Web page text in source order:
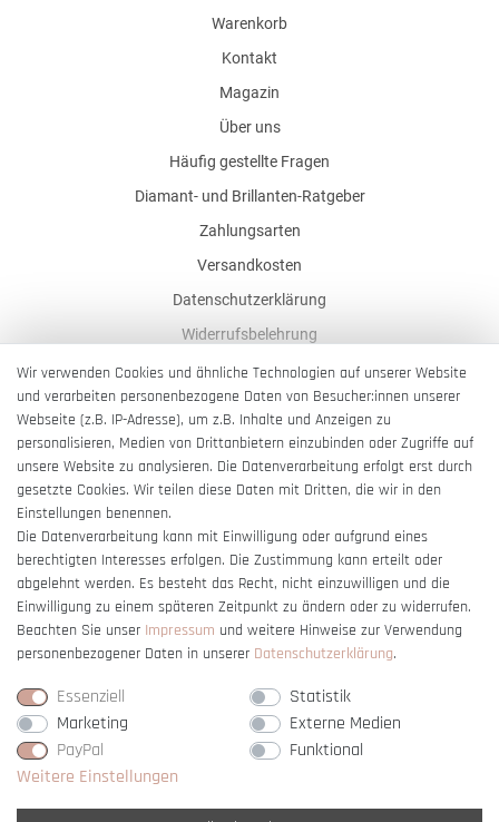
Warenkorb
Kontakt
Magazin
Über uns
Häufig gestellte Fragen
Diamant- und Brillanten-Ratgeber
Zahlungsarten
Versandkosten
Datenschutzerklärung
Widerrufsbelehrung
AGB
Impressum
Barrierefreiheitserklärung
Vertrag widerrufen
Wir verwenden Cookies und ähnliche Technologien auf unserer Website
und verarbeiten personenbezogene Daten von Besucher:innen unserer
Webseite (z.B. IP-Adresse), um z.B. Inhalte und Anzeigen zu
personalisieren, Medien von Drittanbietern einzubinden oder Zugriffe auf
unsere Website zu analysieren. Die Datenverarbeitung erfolgt erst durch
gesetzte Cookies. Wir teilen diese Daten mit Dritten, die wir in den
Einstellungen benennen.
Die Datenverarbeitung kann mit Einwilligung oder aufgrund eines
berechtigten Interesses erfolgen. Die Zustimmung kann erteilt oder
abgelehnt werden. Es besteht das Recht, nicht einzuwilligen und die
Einwilligung zu einem späteren Zeitpunkt zu ändern oder zu widerrufen.
Beachten Sie unser Impressum und weitere Hinweise zur Verwendung
personenbezogener Daten in unserer Daten­schutz­erklärung.
Essenziell
Statistik
Marketing
Externe Medien
PayPal
Funktional
Weitere Einstellungen